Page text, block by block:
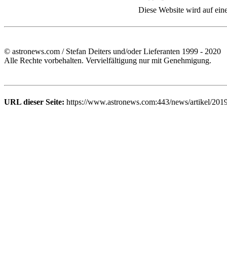
Diese Website wird auf
© astronews.com / Stefan Deiters und/oder Lieferanten 1999 - 2020
Alle Rechte vorbehalten. Vervielfältigung nur mit Genehmigung.
URL dieser Seite: https://www.astronews.com:443/news/artikel/